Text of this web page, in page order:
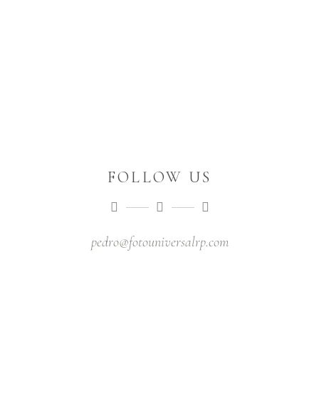
FOLLOW US
pedro@fotouniversalrp.com